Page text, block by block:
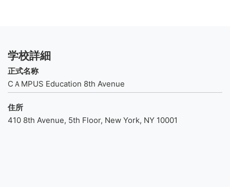
学校詳細
正式名称
CＡMPUS Education 8th Avenue
住所
410 8th Avenue, 5th Floor, New York, NY 10001